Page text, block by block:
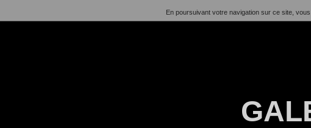
En poursuivant votre navigation sur ce site,